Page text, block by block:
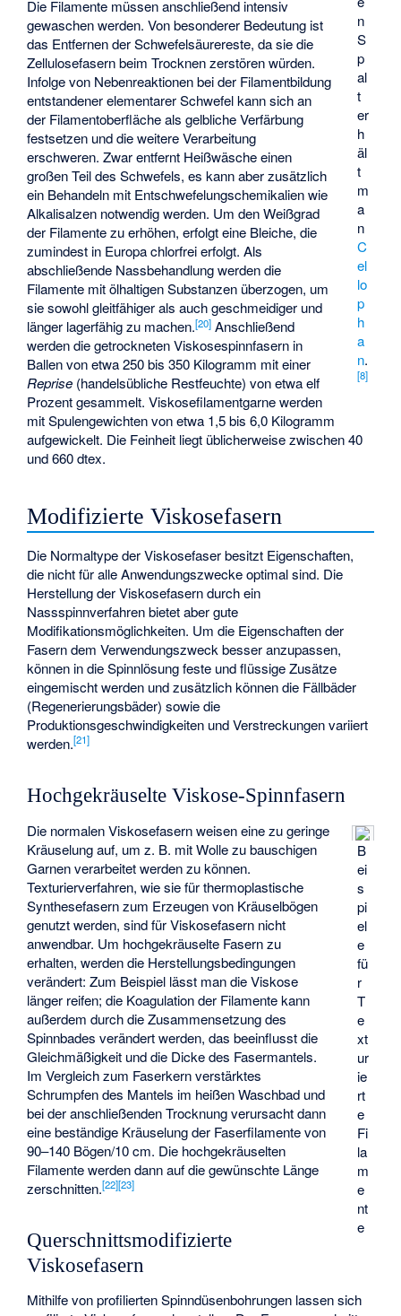
n
S
p
al
t
er
h
äl
t
m
a
n
C
el
lo
p
h
a
n.
[8]
Die Filamente müssen anschließend intensiv
gewaschen werden. Von besonderer Bedeutung ist
das Entfernen der Schwefelsäurereste, da sie die
Zellulosefasern beim Trocknen zerstören würden.
Infolge von Nebenreaktionen bei der Filamentbildung
entstandener elementarer Schwefel kann sich an
der Filamentoberfläche als gelbliche Verfärbung
festsetzen und die weitere Verarbeitung
erschweren. Zwar entfernt Heißwäsche einen
großen Teil des Schwefels, es kann aber zusätzlich
ein Behandeln mit Entschwefelungschemikalien wie
Alkalisalzen notwendig werden. Um den Weißgrad
der Filamente zu erhöhen, erfolgt eine Bleiche, die
zumindest in Europa chlorfrei erfolgt. Als
abschließende Nassbehandlung werden die
Filamente mit ölhaltigen Substanzen überzogen, um
sie sowohl gleitfähiger als auch geschmeidiger und
länger lagerfähig zu machen.[20] Anschließend
werden die getrockneten Viskosespinnfasern in
Ballen von etwa 250 bis 350 Kilogramm mit einer
Reprise (handelsübliche Restfeuchte) von etwa elf
Prozent gesammelt. Viskosefilamentgarne werden
mit Spulengewichten von etwa 1,5 bis 6,0 Kilogramm
aufgewickelt. Die Feinheit liegt üblicherweise zwischen 40
und 660dtex.
Modifizierte Viskosefasern
Die Normaltype der Viskosefaser besitzt Eigenschaften,
die nicht für alle Anwendungszwecke optimal sind. Die
Herstellung der Viskosefasern durch ein
Nassspinnverfahren bietet aber gute
Modifikationsmöglichkeiten. Um die Eigenschaften der
Fasern dem Verwendungszweck besser anzupassen,
können in die Spinnlösung feste und flüssige Zusätze
eingemischt werden und zusätzlich können die Fällbäder
(Regenerierungsbäder) sowie die
Produktionsgeschwindigkeiten und Verstreckungen variiert
werden.[21]
Hochgekräuselte Viskose-Spinnfasern
B
ei
s
pi
el
e
fü
r
T
e
xt
ur
ie
rt
e
Fi
la
m
e
nt
e
Die normalen Viskosefasern weisen eine zu geringe
Kräuselung auf, um z. B. mit Wolle zu bauschigen
Garnen verarbeitet werden zu können.
Texturierverfahren, wie sie für thermoplastische
Synthesefasern zum Erzeugen von Kräuselbögen
genutzt werden, sind für Viskosefasern nicht
anwendbar. Um hochgekräuselte Fasern zu
erhalten, werden die Herstellungsbedingungen
verändert: Zum Beispiel lässt man die Viskose
länger reifen; die Koagulation der Filamente kann
außerdem durch die Zusammensetzung des
Spinnbades verändert werden, das beeinflusst die
Gleichmäßigkeit und die Dicke des Fasermantels.
Im Vergleich zum Faserkern verstärktes
Schrumpfen des Mantels im heißen Waschbad und
bei der anschließenden Trocknung verursacht dann
eine beständige Kräuselung der Faserfilamente von
90–140 Bögen/10 cm. Die hochgekräuselten
Filamente werden dann auf die gewünschte Länge
zerschnitten.[22][23]
Querschnittsmodifizierte
Viskosefasern
Mithilfe von profilierten Spinndüsenbohrungen lassen sich